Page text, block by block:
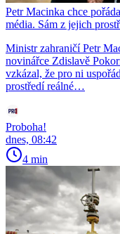
Petr Macinka chce
média. Sám z jejich
Ministr zahraničí Petr
novinářce Zdislavě
vzkázal, že pro ni
prostředí reálné…
Proboha!
dnes, 08:42
4 min